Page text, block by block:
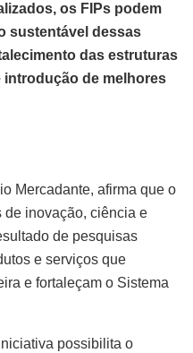
os FIPs podem
sustentável dessas
das estruturas
de melhores
Mercadante, afirma que o
de inovação, ciência e
de pesquisas
e serviços que
e fortaleçam o Sistema
possibilita o